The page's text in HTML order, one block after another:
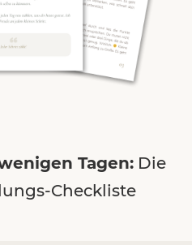
Tagen:Die
Checkliste